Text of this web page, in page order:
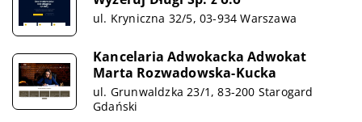
ul. Kryniczna 32/5, 03-934 Warszawa
Kancelaria Adwokacka Adwokat
Marta Rozwadowska-Kucka
ul. Grunwaldzka 23/1, 83-200 Starogard
Gdański